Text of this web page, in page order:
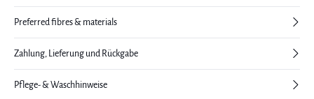
Preferred fibres & materials
Zahlung, Lieferung und Rückgabe
Pflege- & Waschhinweise